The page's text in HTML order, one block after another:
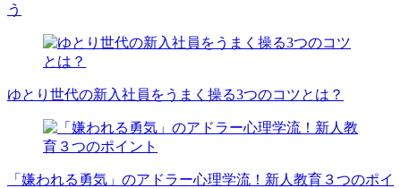
う
ゆとり世代の新入社員をうまく操る3つのコツとは？
「嫌われる勇気」のアドラー心理学流！新人教育３つのポイ